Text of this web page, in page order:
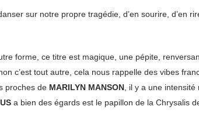
sur notre propre tragédie, d’en sourire, d’en
forme, ce titre est magique, une pépite,
c’est tout autre, cela nous rappelle des vibes
proches de MARILYN MANSON, il y a une intensité
a bien des égards est le papillon de la Chrysalis